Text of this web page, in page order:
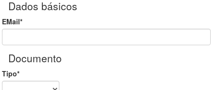
Dados básicos
EMail*
Documento
Tipo*